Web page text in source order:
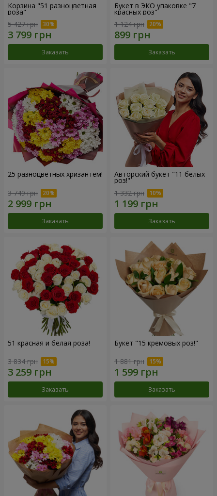
Корзина "51 разноцветная
роза"
5 427 грн
Заказать
Букет в ЭКО упаковке "7
красных роз"
1 124 грн
Заказать
25 разноцветных хризантем!
3 749 грн
Заказать
Авторский букет "11 белых
роз!"
1 332 грн
Заказать
51 красная и белая роза!
3 834 грн
Заказать
Букет "15 кремовых роз!"
1 881 грн
Заказать